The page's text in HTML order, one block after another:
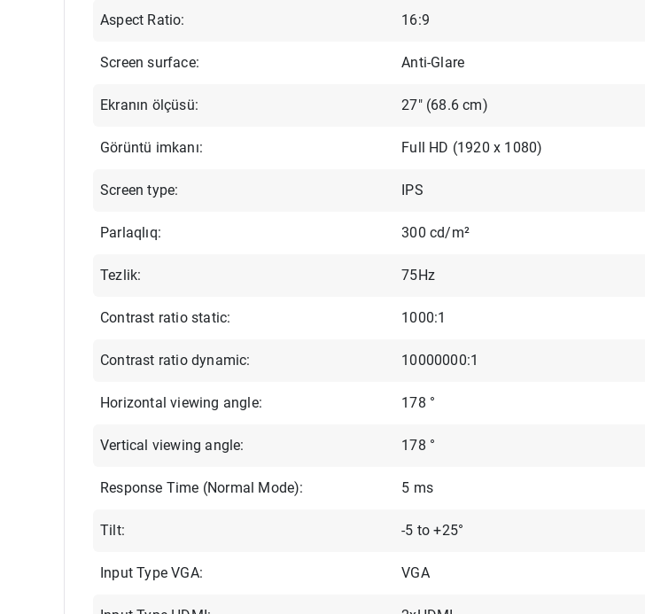
Aspect Ratio: 16:9
Screen surface: Anti-Glare
Ekranın ölçüsü: 27" (68.6 cm)
Görüntü imkanı: Full HD (1920 x 1080)
Screen type: IPS
Parlaqlıq: 300 cd/m²
Tezlik: 75Hz
Contrast ratio static: 1000:1
Contrast ratio dynamic: 10000000:1
Horizontal viewing angle: 178 °
Vertical viewing angle: 178 °
Response Time (Normal Mode): 5 ms
Tilt: -5 to +25°
Input Type VGA: VGA